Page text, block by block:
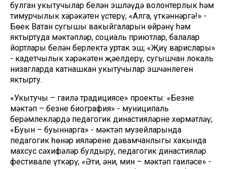
булган укытучылар белән эшләүдә волонтерлык һәм
тимурчылык хәрәкәтен үстерү; «Алга, үткәннәргә!» -
Бөек Ватан сугышы вакыйгаларын өйрәнү һәм
яктыртуда мәктәпләр, социаль приютлар, балалар
йортлары белән берлектә уртак эш; «Җиңү варислары»
- кадетчылык хәрәкәтен җәелдерү, сугышчан локаль
низагларда катнашкан укытучылар эшчәнлеген
яктырту.
«Укытучы – гаилә традициясе» проекты: «Безнең
мәктәп – безнең биография» - муниципаль
берәмлекләрдә педагогик династияләрне хөрмәтләү;
«Буын – буыннарга» - мәктәп музейларында
педагогик һөнәр ияләренең дәвамчанлыгы хакында
махсус сәхифәләр булдыру, педагогик династияләр
фестивале үткәрү; «Әти, әни, мин – мәктәп гаиләсе» -